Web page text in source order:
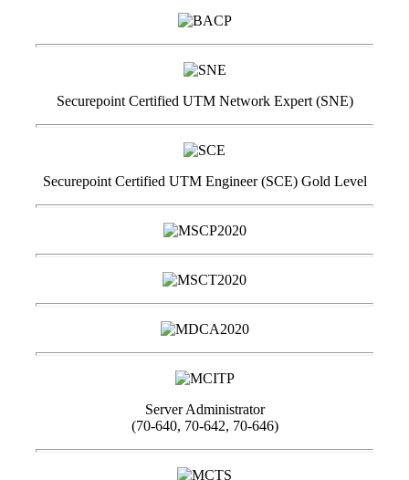
Securepoint Certified UTM Network Expert (SNE)
Securepoint Certified UTM Engineer (SCE) Gold Level
Server Administrator
(70-640, 70-642, 70-646)